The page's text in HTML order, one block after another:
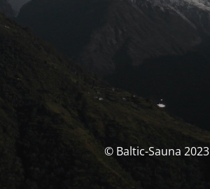
© Baltic-Sauna 2023